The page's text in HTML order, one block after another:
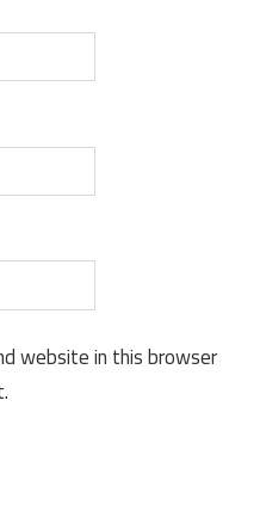
website in this browser